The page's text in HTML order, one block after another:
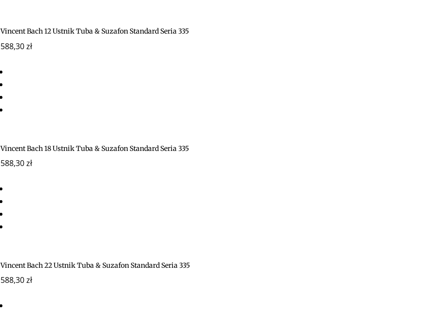
Vincent Bach 12 Ustnik Tuba & Suzafon Standard Seria 335
588,30zł
Vincent Bach 18 Ustnik Tuba & Suzafon Standard Seria 335
588,30zł
Vincent Bach 22 Ustnik Tuba & Suzafon Standard Seria 335
588,30zł